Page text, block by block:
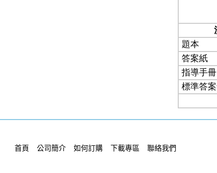
首頁 公司簡介 如何訂購 下載專區 聯絡我們